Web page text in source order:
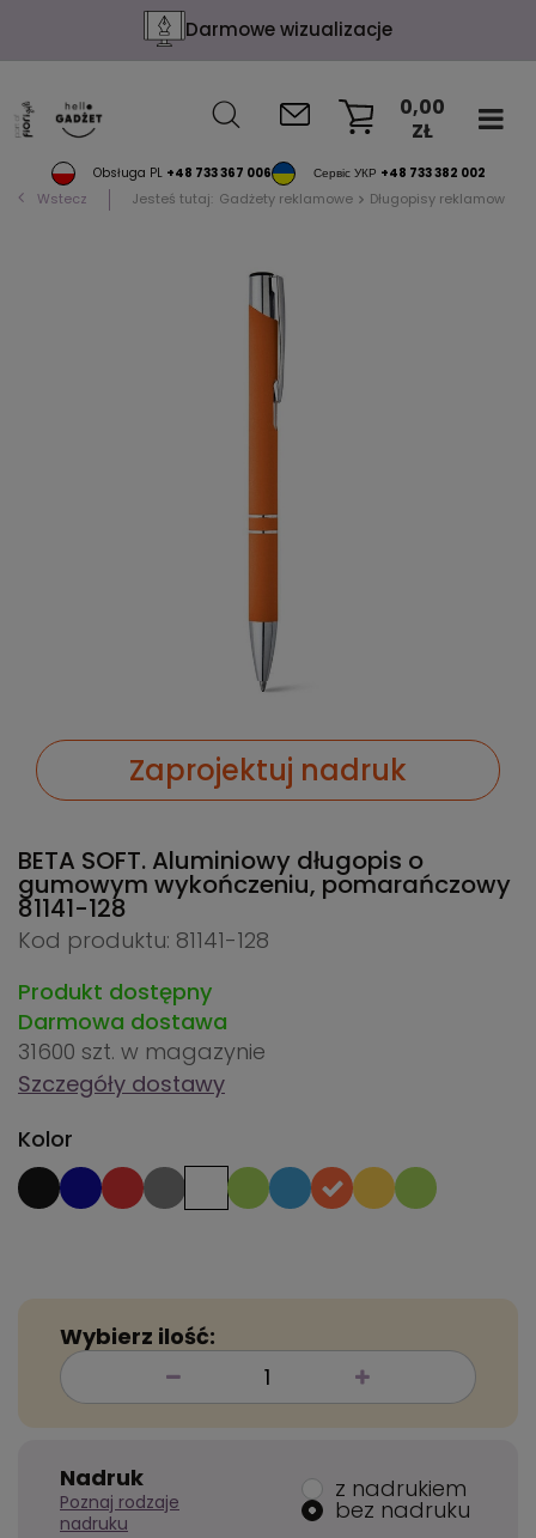
Darmowe wizualizacje
Obsługa PL +48 733 367 006 Сервіс УКР +48 733 382 002
0,00
ZŁ
Wstecz Jesteś tutaj: Gadżety reklamowe Długopisy reklamowe
Zaprojektuj nadruk
BETA SOFT. Aluminiowy długopis o
gumowym wykończeniu, pomarańczowy
81141-128
Kod produktu: 81141-128
Produkt dostępny
Darmowa dostawa
31600 szt. w magazynie
Szczegóły dostawy
Kolor
Wybierz ilość:
Nadruk
Poznaj rodzaje
nadruku
z nadrukiem
bez nadruku